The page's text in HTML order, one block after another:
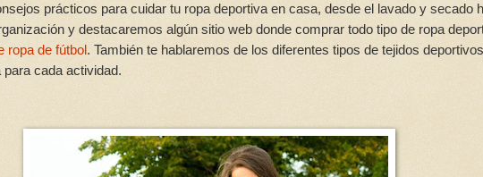
prácticos para cuidar tu ropa deportiva en casa, desde el lavado y secado
y destacaremos algún sitio web donde comprar todo tipo de ropa
ropa de fútbol. También te hablaremos de los diferentes tipos de tejidos
cada actividad.